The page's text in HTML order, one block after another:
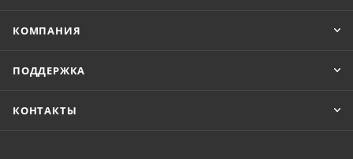
КОМПАНИЯ
ПОДДЕРЖКА
КОНТАКТЫ